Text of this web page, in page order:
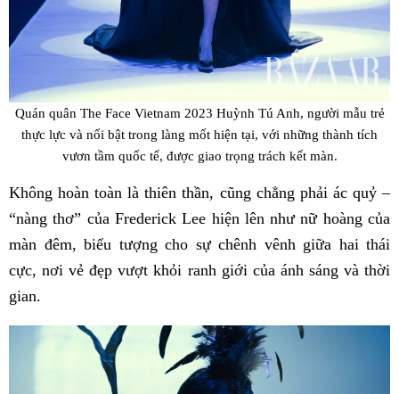
Quán quân The Face Vietnam 2023 Huỳnh Tú Anh, người mẫu trẻ
thực lực và nổi bật trong làng mốt hiện tại, với những thành tích
vươn tầm quốc tế, được giao trọng trách kết màn.
Không hoàn toàn là thiên thần, cũng chẳng phải ác quỷ –
“nàng thơ” của Frederick Lee hiện lên như nữ hoàng của
màn đêm, biểu tượng cho sự chênh vênh giữa hai thái
cực, nơi vẻ đẹp vượt khỏi ranh giới của ánh sáng và thời
gian.